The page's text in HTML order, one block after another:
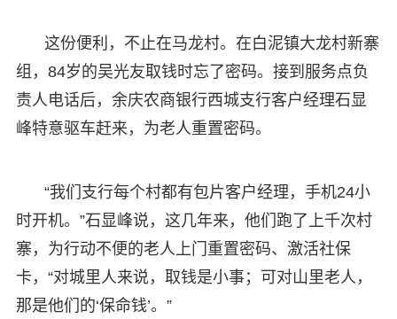
这份便利，不止在马龙村。在白泥镇大龙村新寨
组，84岁的吴光友取钱时忘了密码。接到服务点负
责人电话后，余庆农商银行西城支行客户经理石显
峰特意驱车赶来，为老人重置密码。
“我们支行每个村都有包片客户经理，手机24小
时开机。”石显峰说，这几年来，他们跑了上千次村
寨，为行动不便的老人上门重置密码、激活社保
卡，“对城里人来说，取钱是小事；可对山里老人，
那是他们的‘保命钱’。”